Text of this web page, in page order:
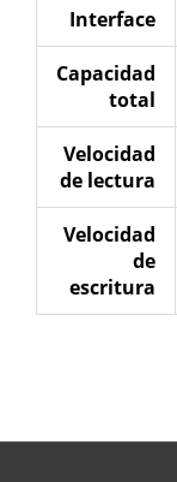
Interface
Capacidad
total
Velocidad
de lectura
Velocidad
de
escritura